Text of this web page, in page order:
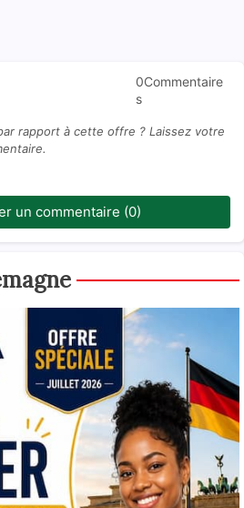
0Commentaire
s
rapport à cette offre ? Laissez votre
un commentaire (0)